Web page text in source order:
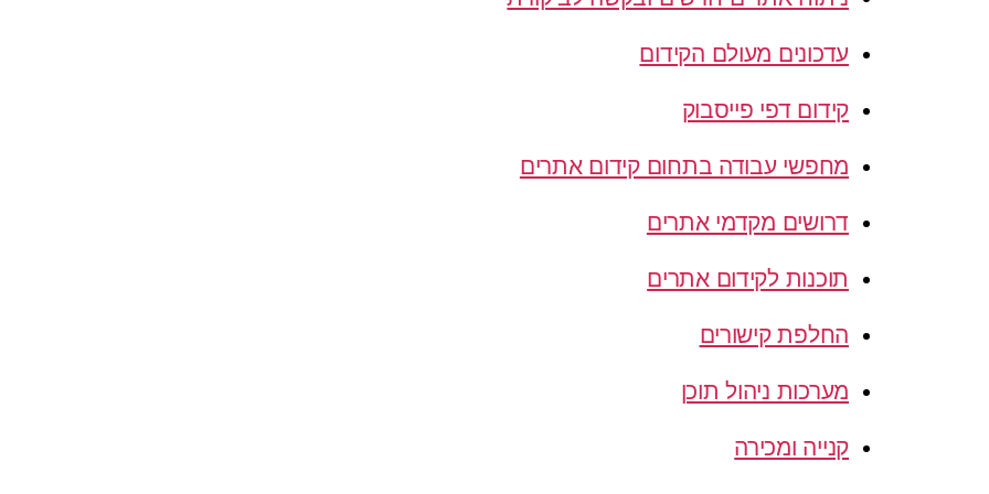
עדכונים מעולם הקידום
קידום דפי פייסבוק
מחפשי עבודה בתחום קידום אתרים
דרושים מקדמי אתרים
תוכנות לקידום אתרים
החלפת קישורים
מערכות ניהול תוכן
קנייה ומכירה